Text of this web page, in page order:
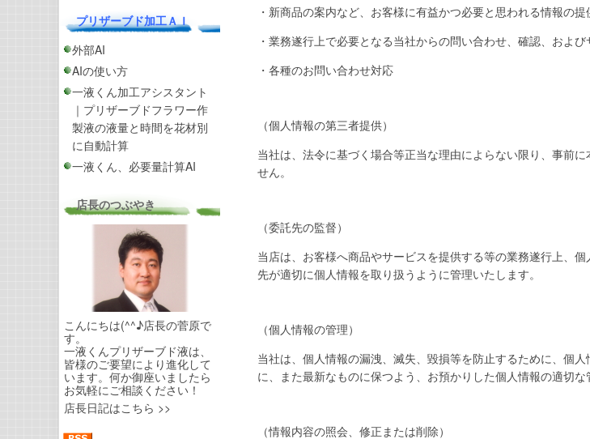
プリザーブド加工ＡＩ
外部AI
AIの使い方
一液くん加工アシスタント
｜プリザーブドフラワー作
製液の液量と時間を花材別
に自動計算
一液くん、必要量計算AI
店長のつぶやき
こんにちは(^^♪店長の菅原で
す。
一液くんプリザーブド液は、
皆様のご要望により進化して
います。何か御座いましたら
お気軽にご相談ください！
店長日記はこちら >>
・新商品の案内など、お客様に有益かつ必要と思われる情報の提
・業務遂行上で必要となる当社からの問い合わせ、確認、およ
・各種のお問い合わせ対応
（個人情報の第三者提供）
当社は、法令に基づく場合等正当な理由によらない限り、事前
せん。
（委託先の監督）
当店は、お客様へ商品やサービスを提供する等の業務遂行上、
先が適切に個人情報を取り扱うように管理いたします。
（個人情報の管理）
当社は、個人情報の漏洩、滅失、毀損等を防止するために、個
に、また最新なものに保つよう、お預かりした個人情報の適切な
（情報内容の照会、修正または削除）